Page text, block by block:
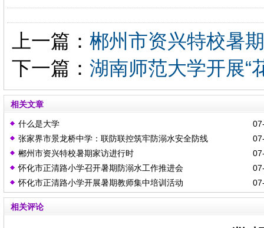
上一篇： 郴州市资兴特校暑
下一篇： 湖南师范大学开展“
相关文章
什么是大学
张家界市景龙桥中学：联防联控筑牢防溺水安全防线
郴州市资兴特校暑期家访进行时
怀化市正清路小学召开暑期防溺水工作推进会
怀化市正清路小学开展暑期教师集中培训活动
相关评论